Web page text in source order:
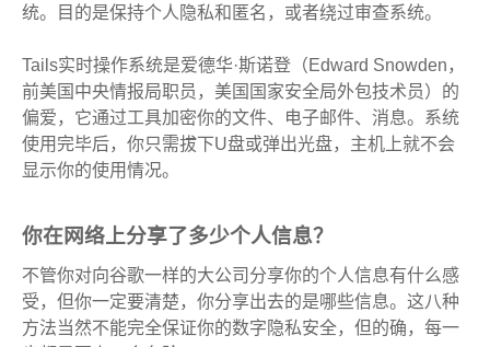
统。目的是保持个人隐私和匿名，或者绕过审查系统。
Tails实时操作系统是爱德华·斯诺登（Edward Snowden，
前美国中央情报局职员，美国国家安全局外包技术员）的
偏爱，它通过工具加密你的文件、电子邮件、消息。系统
使用完毕后，你只需拔下U盘或弹出光盘，主机上就不会
显示你的使用情况。
你在网络上分享了多少个人信息？
不管你对向谷歌一样的大公司分享你的个人信息有什么感
受，但你一定要清楚，你分享出去的是哪些信息。这八种
方法当然不能完全保证你的数字隐私安全，但的确，每一